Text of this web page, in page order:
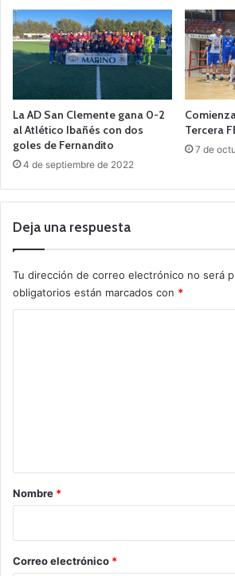
La AD San Clemente gana 0-2
al Atlético Ibañés con dos
goles de Fernandito
4 de septiembre de 2022
Tercera
7 de
Deja una respuesta
Tu dirección de correo electrónico no será
obligatorios están marcados con *
r
*
Nombre *
Correo electrónico *